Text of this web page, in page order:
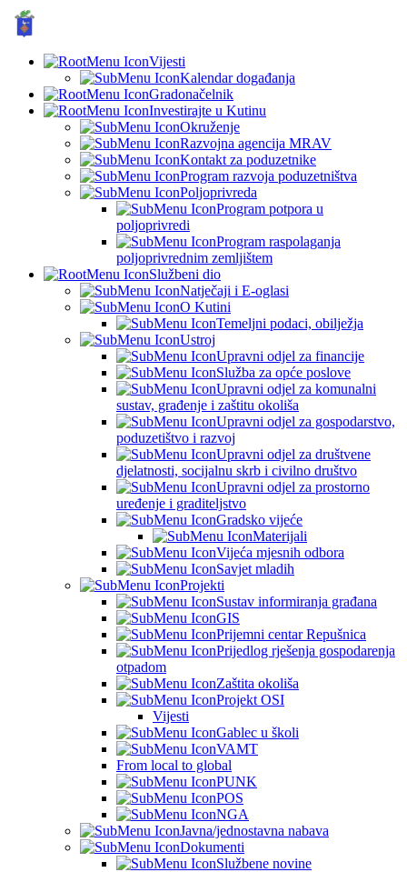
Vijesti
Kalendar događanja
Gradonačelnik
Investirajte u Kutinu
Okruženje
Razvojna agencija MRAV
Kontakt za poduzetnike
Program razvoja poduzetništva
Poljoprivreda
Program potpora u
poljoprivredi
Program raspolaganja
poljoprivrednim zemljištem
Službeni dio
Natječaji i E-oglasi
O Kutini
Temeljni podaci, obilježja
Ustroj
Upravni odjel za financije
Služba za opće poslove
Upravni odjel za komunalni
sustav, građenje i zaštitu okoliša
Upravni odjel za gospodarstvo,
poduzetištvo i razvoj
Upravni odjel za društvene
djelatnosti, socijalnu skrb i civilno društvo
Upravni odjel za prostorno
uređenje i graditeljstvo
Gradsko vijeće
Materijali
Vijeća mjesnih odbora
Savjet mladih
Projekti
Sustav informiranja građana
GIS
Prijemni centar Repušnica
Prijedlog rješenja gospodarenja
otpadom
Zaštita okoliša
Projekt OSI
Vijesti
Gablec u školi
VAMT
From local to global
PUNK
POS
NGA
Javna/jednostavna nabava
Dokumenti
Službene novine